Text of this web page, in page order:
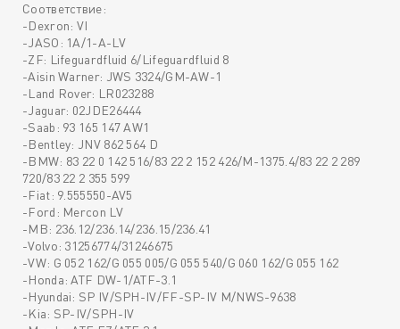
Соответствие:
-Dexron: VI
-JASO: 1A/1-A-LV
-ZF: Lifeguardfluid 6/Lifeguardfluid 8
-Aisin Warner: JWS 3324/GM-AW-1
-Land Rover: LR023288
-Jaguar: 02JDE26444
-Saab: 93 165 147 AW1
-Bentley: JNV 862 564 D
-BMW: 83 22 0 142 516/83 22 2 152 426/M-1375.4/83 22 2 289
720/83 22 2 355 599
-Fiat: 9.555550-AV5
-Ford: Mercon LV
-MB: 236.12/236.14/236.15/236.41
-Volvo: 31256774/31246675
-VW: G 052 162/G 055 005/G 055 540/G 060 162/G 055 162
-Honda: ATF DW-1/ATF-3.1
-Hyundai: SP IV/SPH-IV/FF-SP-IV M/NWS-9638
-Kia: SP-IV/SPH-IV